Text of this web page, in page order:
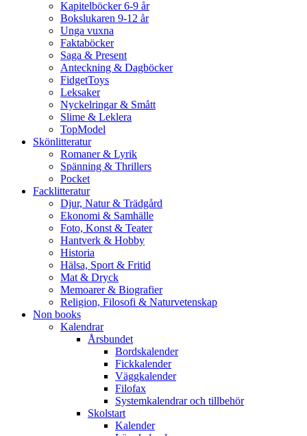
Kapitelböcker 6-9 år
Bokslukaren 9-12 år
Unga vuxna
Faktaböcker
Saga & Present
Anteckning & Dagböcker
FidgetToys
Leksaker
Nyckelringar & Smått
Slime & Leklera
TopModel
Skönlitteratur
Romaner & Lyrik
Spänning & Thrillers
Pocket
Facklitteratur
Djur, Natur & Trädgård
Ekonomi & Samhälle
Foto, Konst & Teater
Hantverk & Hobby
Historia
Hälsa, Sport & Fritid
Mat & Dryck
Memoarer & Biografier
Religion, Filosofi & Naturvetenskap
Non books
Kalendrar
Årsbundet
Bordskalender
Fickkalender
Väggkalender
Filofax
Systemkalendrar och tillbehör
Skolstart
Kalender